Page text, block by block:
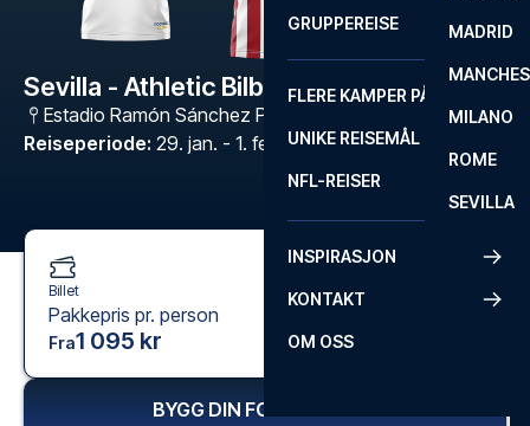
MADRID
MILANO
ROME
SEVILLA
GRUPPEREISE
FLERE KAMPER PÅ ÉN REISE
UNIKE REISEMÅL
NFL-REISER
INSPIRASJON
KONTAKT
OM OSS
Sevilla - Athletic Bilbao
Estadio Ramón Sánchez Pizjuán
Reiseperiode: 29. jan. - 1. feb. 2027
Billet
Pakkepris pr. person
Fra1 095 kr
BYGG DIN FOTBALLREISE